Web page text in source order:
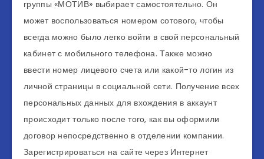
группы «МОТИВ» выбирает самостоятельно. Он
может воспользоваться номером сотового, чтобы
всегда можно было легко войти в свой персональный
кабинет с мобильного телефона. Также можно
ввести номер лицевого счета или какой-то логин из
личной страницы в социальной сети. Получение всех
персональных данных для вхождения в аккаунт
происходит только после того, как вы оформили
договор непосредственно в отделении компании.
Зарегистрироваться на сайте через Интернет